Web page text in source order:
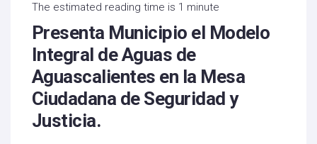
The estimated reading time is 1 minute
Presenta Municipio el Modelo
Integral de Aguas de
Aguascalientes en la Mesa
Ciudadana de Seguridad y
Justicia.